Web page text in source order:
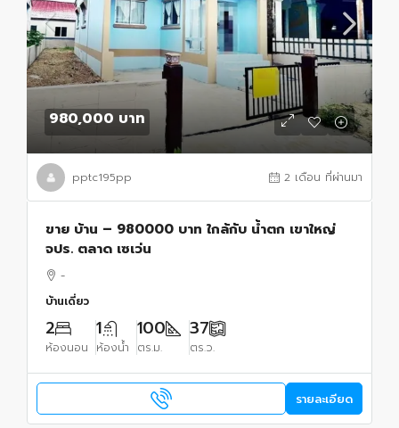
980,000 บาท
pptc195pp 2 เดือน ที่ผ่านมา
ขาย บ้าน – 980000 บาท ใกล้กับ น้ำตก เขาใหญ่
จปร. ตลาด เซเว่น
-
บ้านเดี่ยว
2
ห้องนอน
1
ห้องน้ำ
100
ตร.ม.
37
ตร.ว.
รายละเอียด